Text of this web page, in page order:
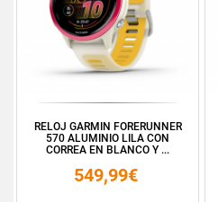
RELOJ GARMIN FORERUNNER
570 ALUMINIO LILA CON
CORREA EN BLANCO Y ...
549,99€